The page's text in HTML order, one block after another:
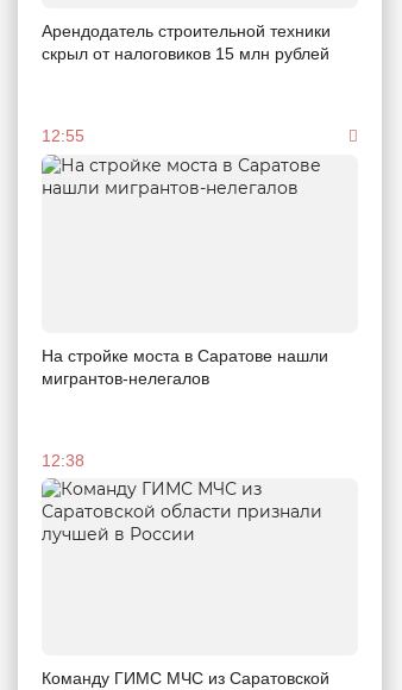
Арендодатель строительной техники
скрыл от налоговиков 15 млн рублей
12:55
На стройке моста в Саратове нашли
мигрантов-нелегалов
12:38
Команду ГИМС МЧС из Саратовской